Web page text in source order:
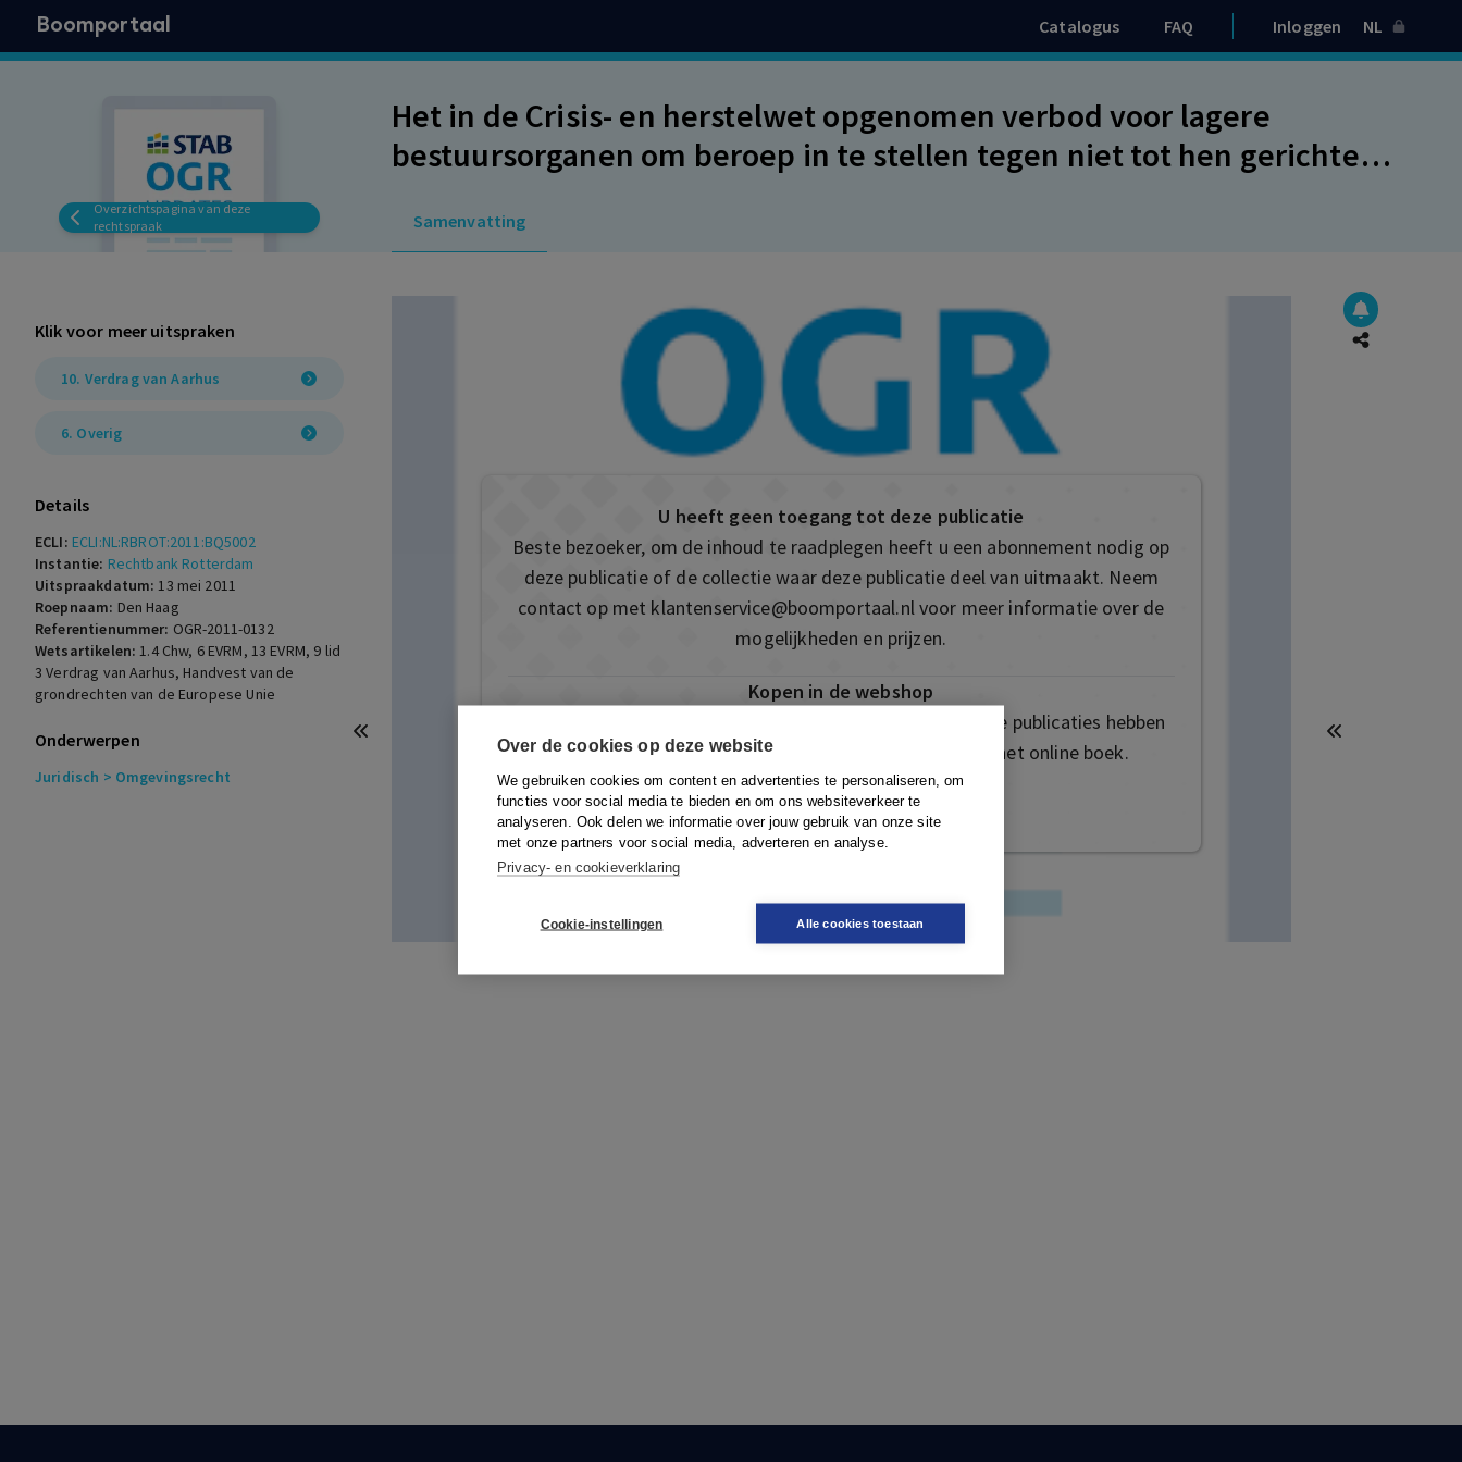
Over de cookies op deze website
We gebruiken cookies om content en advertenties te personaliseren, om
functies voor social media te bieden en om ons websiteverkeer te
analyseren. Ook delen we informatie over jouw gebruik van onze site
met onze partners voor social media, adverteren en analyse.
Privacy- en cookieverklaring
Cookie-instellingen Alle cookies toestaan
Boomportaal Catalogus FAQ Inloggen NL
Overzichtspagina van deze
rechtspraak
Het in de Crisis- en herstelwet opgenomen verbod voor lagere
bestuursorganen om beroep in te stellen tegen niet tot hen gerichte
Handvest
Samenvatting
Klik voor meer uitspraken
10. Verdrag van Aarhus
6. Overig
Details
ECLI: ECLI:NL:RBROT:2011:BQ5002
Instantie: Rechtbank Rotterdam
Uitspraakdatum:13 mei 2011
Roepnaam: Den Haag
Referentienummer: OGR-2011-0132
Wetsartikelen:1.4 Chw, 6 EVRM, 13 EVRM, 9 lid
3 Verdrag van Aarhus, Handvest van de
grondrechten van de Europese Unie
Onderwerpen
Juridisch > Omgevingsrecht
U heeft geen toegang tot deze publicatie
Beste bezoeker, om de inhoud te raadplegen heeft u een abonnement nodig op
deze publicatie of de collectie waar deze publicatie deel van uitmaakt. Neem
contact op met klantenservice@boomportaal.nlvoor meer informatie over de
mogelijkheden en prijzen.
Kopen in de webshop
Deze publicatie is ook te vinden in onze webshop. Sommige publicaties hebben
ook de mogelijkheid om direct toegang te kopen tot het online boek.
Naar de webshop